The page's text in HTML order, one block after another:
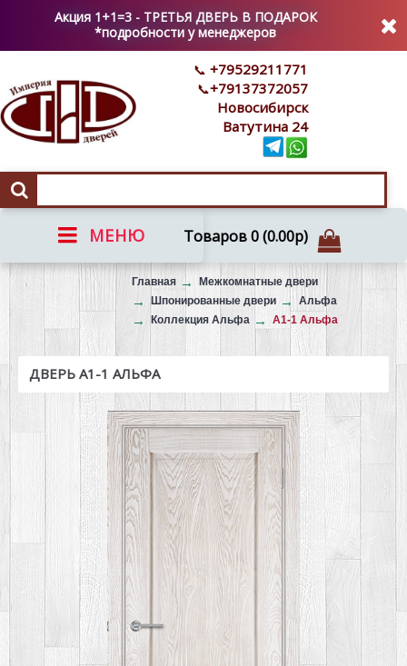
Акция 1+1=3 - ТРЕТЬЯ ДВЕРЬ В ПОДАРОК
*подробности у менеджеров
Товаров 0 (0.00р)
+79529211771
+79137372057
Новосибирск
Ватутина 24
МЕНЮ
Вызов на замер Главная
Межкомнатные двери
Шпонированные двери
Альфа
Коллекция Альфа
А1-1 Альфа
ДВЕРЬ А1-1 АЛЬФА